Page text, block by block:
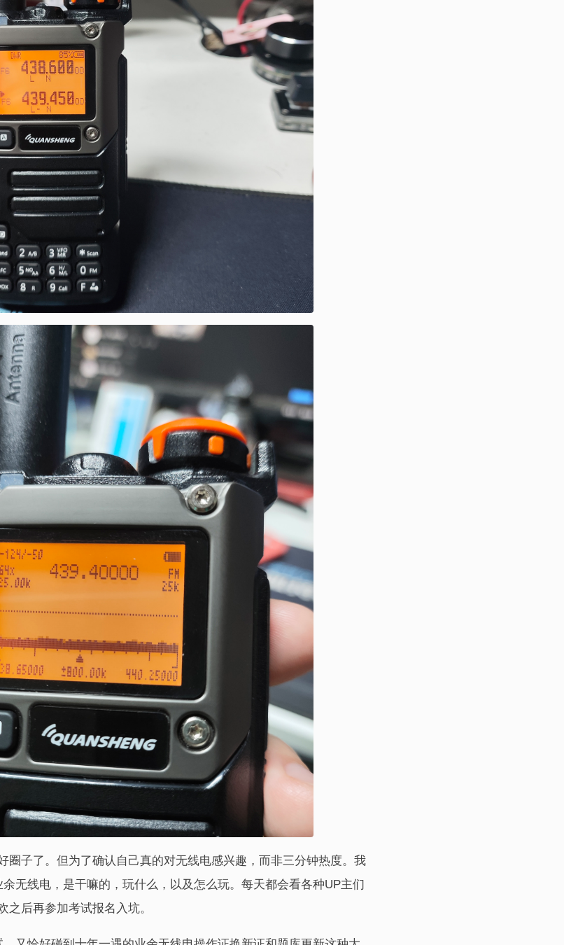
圈子了。但为了确认自己真的对无线电感兴趣，而非三分钟热度。我
无线电，是干嘛的，玩什么，以及怎么玩。每天都会看各种UP主们
之后再参加考试报名入坑。